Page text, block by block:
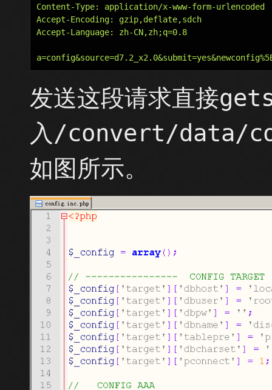
Content-Type: application/x-www-form-urlencoded
Accept-Encoding: gzip,deflate,sdch
Accept-Language: zh-CN,zh;q=0.8
发送这段请求直接
入/convert/data/
如图所示。